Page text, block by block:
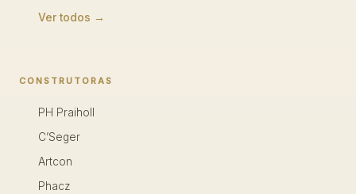
Ver todos →
CONSTRUTORAS
PH Praiholl
C’Seger
Artcon
Phacz